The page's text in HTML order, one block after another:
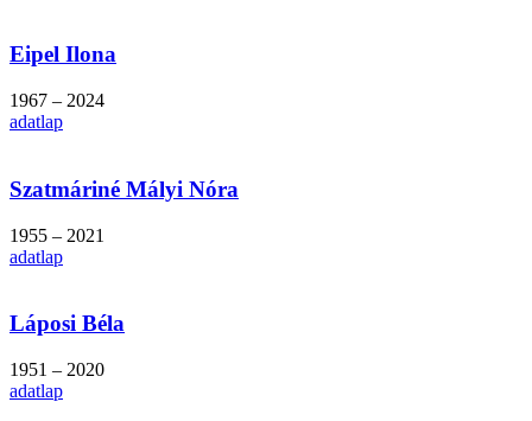
Eipel Ilona
1967 – 2024
adatlap
Szatmáriné Mályi Nóra
1955 – 2021
adatlap
Láposi Béla
1951 – 2020
adatlap